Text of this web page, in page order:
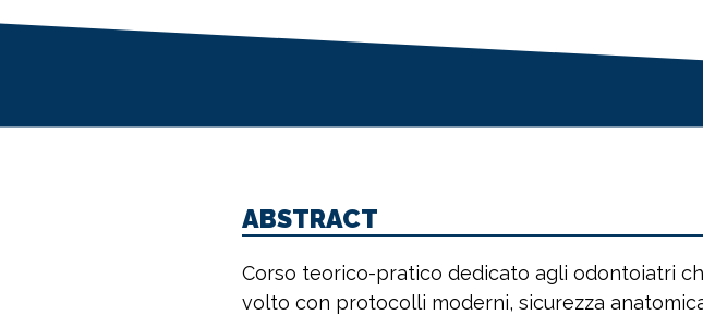
ABSTRACT
Corso teorico-pratico dedicato agli odontoiatri
volto con protocolli moderni, sicurezza